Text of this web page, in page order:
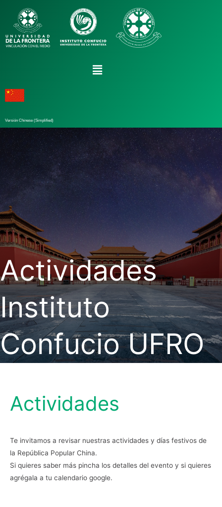
Versión Chinese (Simplified)
Actividades
Instituto
Confucio UFRO
Actividades
Te invitamos a revisar nuestras actividades y días festivos de
la República Popular China.
Si quieres saber más pincha los detalles del evento y si quieres
agrégala a tu calendario google.